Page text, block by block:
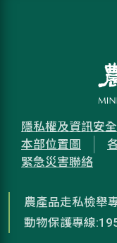
隱私權及資訊安
本部位置圖
緊急災害聯絡
農產品走私檢舉
動物保護專線